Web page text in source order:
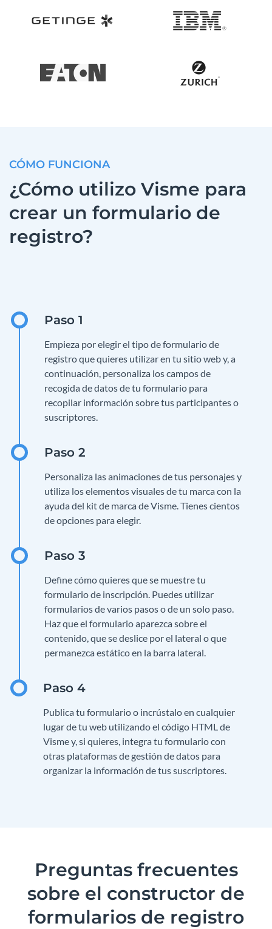
CÓMO FUNCIONA
¿Cómo utilizo Visme para
crear un formulario de
registro?
Empieza por elegir el tipo de formulario de
registro que quieres utilizar en tu sitio web y, a
continuación, personaliza los campos de
recogida de datos de tu formulario para
recopilar información sobre tus participantes o
suscriptores.
Personaliza las animaciones de tus personajes y
utiliza los elementos visuales de tu marca con la
ayuda del kit de marca de Visme. Tienes cientos
de opciones para elegir.
Define cómo quieres que se muestre tu
formulario de inscripción. Puedes utilizar
formularios de varios pasos o de un solo paso.
Haz que el formulario aparezca sobre el
contenido, que se deslice por el lateral o que
permanezca estático en la barra lateral.
Publica tu formulario o incrústalo en cualquier
lugar de tu web utilizando el código HTML de
Visme y, si quieres, integra tu formulario con
otras plataformas de gestión de datos para
organizar la información de tus suscriptores.
Preguntas frecuentes
sobre el constructor de
formularios de registro